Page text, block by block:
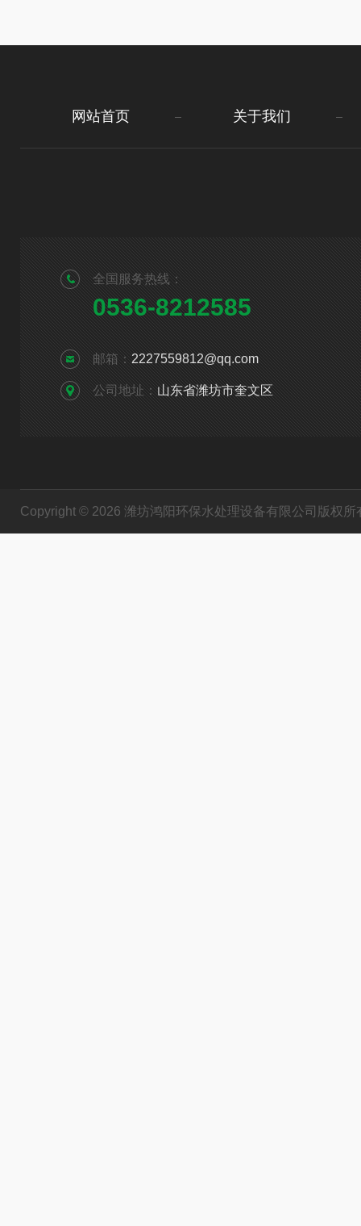
网站首页 关于我们
全国服务热线：
0536-8212585
邮箱： 2227559812@qq.com
公司地址： 山东省潍坊市奎文区
Copyright © 2026 潍坊鸿阳环保水处理设备有限公司版权所